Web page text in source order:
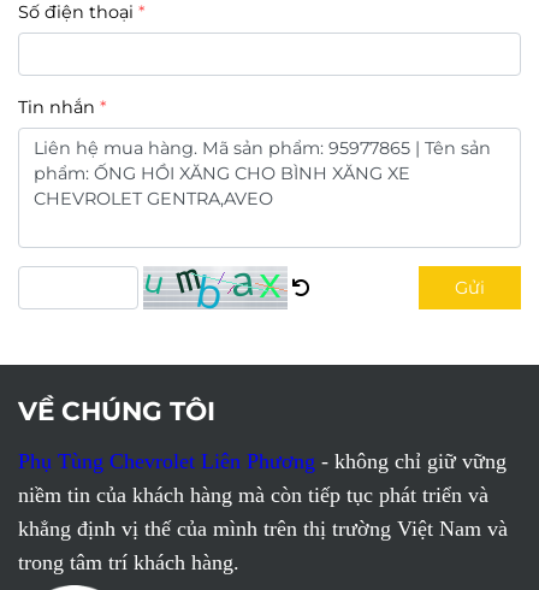
Số điện thoại
Tin nhắn
Gửi
VỀ CHÚNG TÔI
Phụ Tùng Chevrolet Liên Phương - không chỉ giữ vững
niềm tin của khách hàng mà còn tiếp tục phát triển và
khẳng định vị thế của mình trên thị trường Việt Nam và
trong tâm trí khách hàng.